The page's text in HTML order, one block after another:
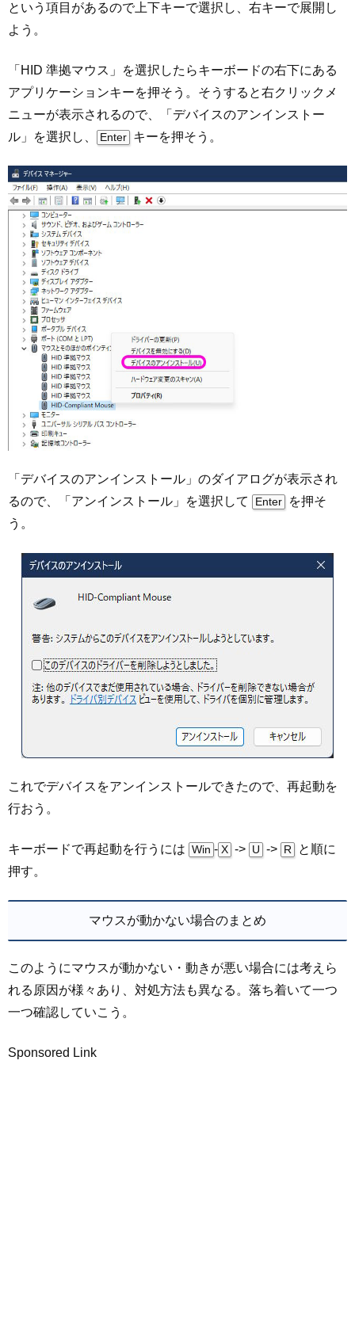
という項目があるので上下キーで選択し、右キーで展開し
よう。
「HID 準拠マウス」を選択したらキーボードの右下にある
アプリケーションキーを押そう。そうすると右クリックメ
ニューが表示されるので、「デバイスのアンインストー
ル」を選択し、
Enter キーを押そう。
「デバイスのアンインストール」のダイアログが表示され
るので、「アンインストール」を選択して
Enter
を押そ
う。
これでデバイスをアンインストールできたので、再起動を
行おう。
キーボードで再起動を行うには Win - X -> U -> R
と順に
押す。
マウスが動かない場合のまとめ
このようにマウスが動かない・動きが悪い場合には考えら
れる原因が様々あり、対処方法も異なる。落ち着いて一つ
一つ確認していこう。
Sponsored Link